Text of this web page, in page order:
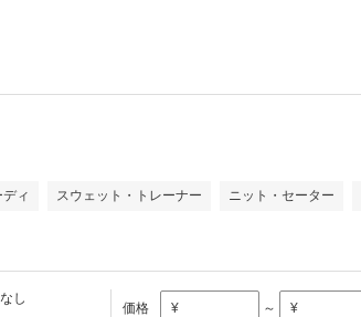
ィ スウェット・トレーナー ニット・セーター
し
価格 ¥ ～ ¥